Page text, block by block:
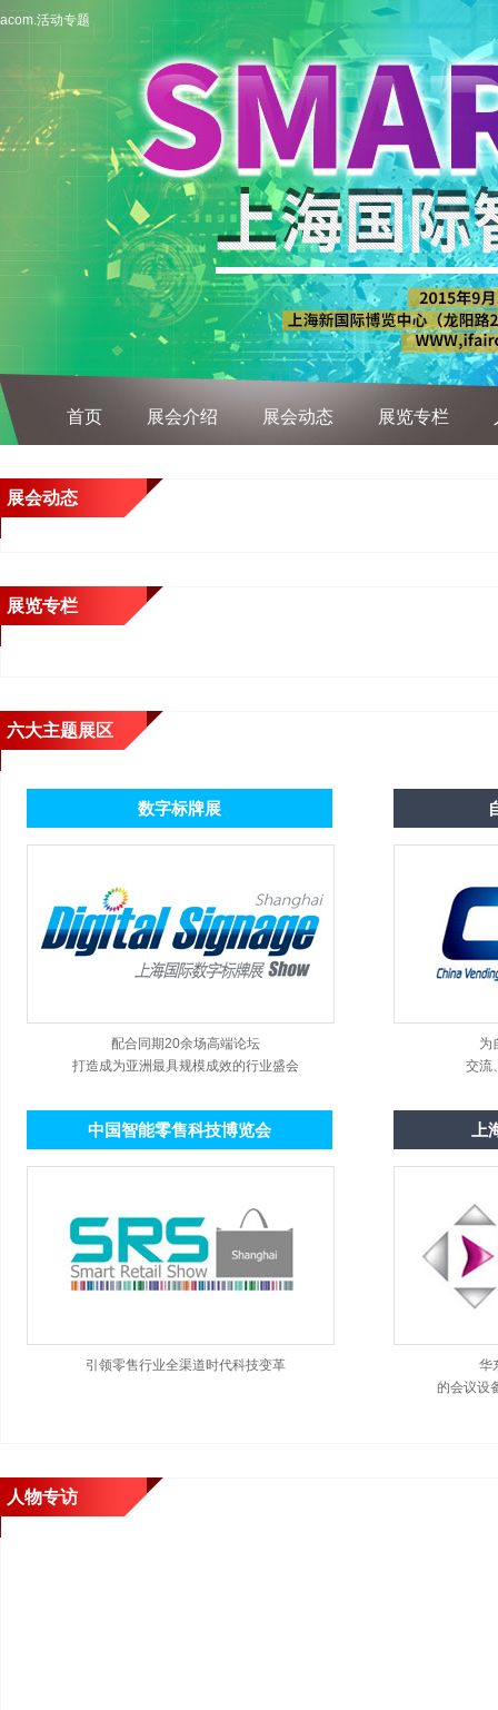
acom.活动专题
首页 展会介绍 展会动态 展览专栏
展会动态
展览专栏
六大主题展区
数字标牌展
配合同期20余场高端论坛
打造成为亚洲最具规模成效的行业盛会
为
交流
中国智能零售科技博览会
引领零售行业全渠道时代科技变革
华
的会议设
人物专访